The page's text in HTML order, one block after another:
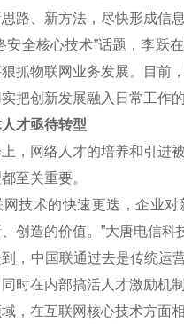
路、新方法，尽快形成信
全核心技术”话题，李跃在
抓物联网业务发展。目前
把创新发展融入日常工作
才亟待转型
网络人才的培养和引进被
至关重要。
术的快速更迭，企业对
创造的价值。”大唐电信科
中国联通过去是传统运营
时在内部搞活人才激励机
，在互联网核心技术方面